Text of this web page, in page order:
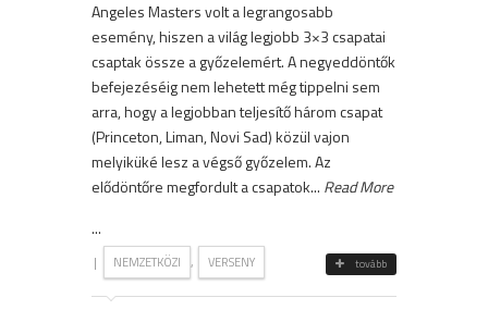
Angeles Masters volt a legrangosabb
esemény, hiszen a világ legjobb 3×3 csapatai
csaptak össze a győzelemért. A negyeddöntők
befejezéséig nem lehetett még tippelni sem
arra, hogy a legjobban teljesítő három csapat
(Princeton, Liman, Novi Sad) közül vajon
melyiküké lesz a végső győzelem. Az
elődöntőre megfordult a csapatok... Read More
...
| NEMZETKÖZI , VERSENY tovább